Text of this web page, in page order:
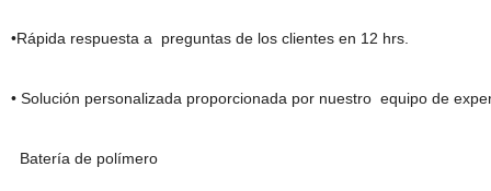
•Rápida respuesta a preguntas de los clientes en 12 hrs.
• Solución personalizada proporcionada por nuestro equipo de
Batería de polímero